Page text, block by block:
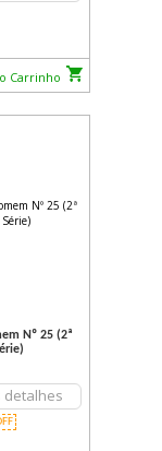
Carrinho
Nº 25 (2ª
detalhes